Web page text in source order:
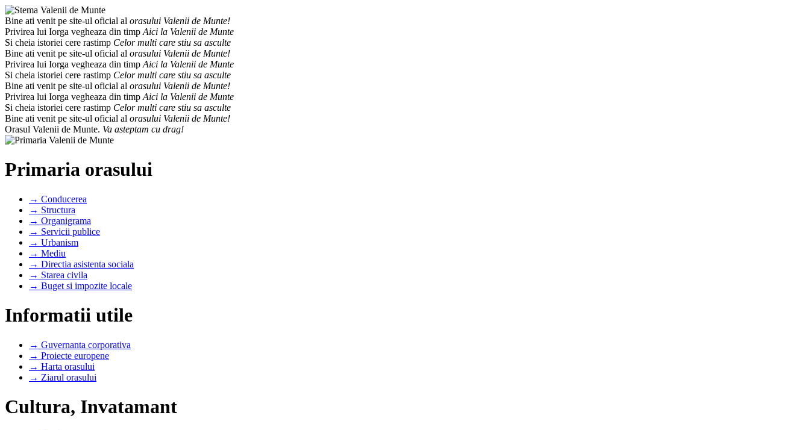
Bine ati venit pe site-ul oficial al orasului Valenii de Munte!
Privirea lui Iorga vegheaza din timp Aici la Valenii de Munte
Si cheia istoriei cere rastimp Celor multi care stiu sa asculte
Bine ati venit pe site-ul oficial al orasului Valenii de Munte!
Privirea lui Iorga vegheaza din timp Aici la Valenii de Munte
Si cheia istoriei cere rastimp Celor multi care stiu sa asculte
Bine ati venit pe site-ul oficial al orasului Valenii de Munte!
Privirea lui Iorga vegheaza din timp Aici la Valenii de Munte
Si cheia istoriei cere rastimp Celor multi care stiu sa asculte
Bine ati venit pe site-ul oficial al orasului Valenii de Munte!
Orasul Valenii de Munte. Va asteptam cu drag!
Primaria orasului
→ Conducerea
→ Structura
→ Organigrama
→ Servicii publice
→ Urbanism
→ Mediu
→ Directia asistenta sociala
→ Starea civila
→ Buget si impozite locale
Informatii utile
→ Guvernanta corporativa
→ Proiecte europene
→ Harta orasului
→ Ziarul orasului
Cultura, Invatamant